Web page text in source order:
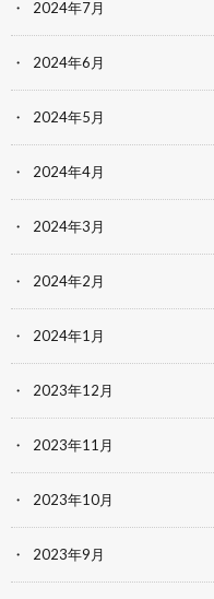
2024年7月
2024年6月
2024年5月
2024年4月
2024年3月
2024年2月
2024年1月
2023年12月
2023年11月
2023年10月
2023年9月